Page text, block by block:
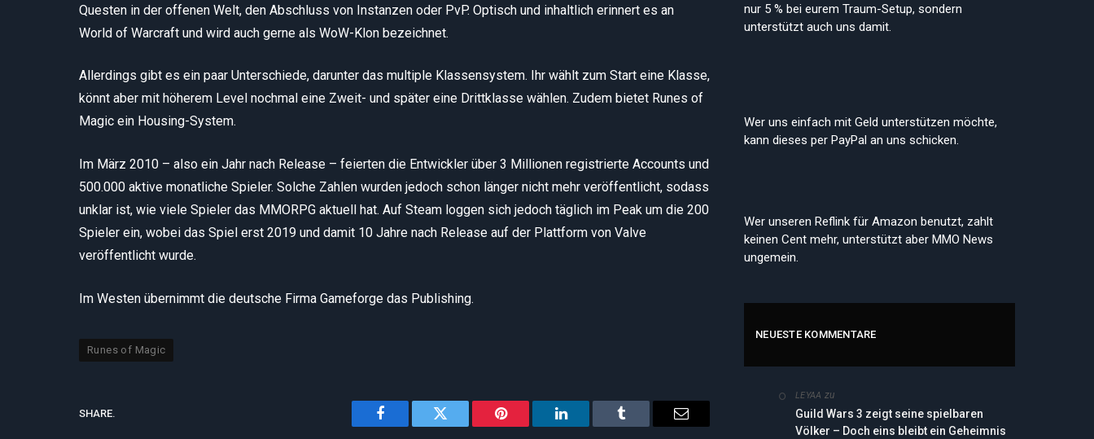
Questen in der offenen Welt, den Abschluss von Instanzen oder PvP. Optisch und inhaltlich erinnert es an
World of Warcraft und wird auch gerne als WoW-Klon bezeichnet.
Allerdings gibt es ein paar Unterschiede, darunter das multiple Klassensystem. Ihr wählt zum Start eine Klasse,
könnt aber mit höherem Level nochmal eine Zweit- und später eine Drittklasse wählen. Zudem bietet Runes of
Magic ein Housing-System.
Im März 2010 – also ein Jahr nach Release – feierten die Entwickler über 3 Millionen registrierte Accounts und
500.000 aktive monatliche Spieler. Solche Zahlen wurden jedoch schon länger nicht mehr veröffentlicht, sodass
unklar ist, wie viele Spieler das MMORPG aktuell hat. Auf Steam loggen sich jedoch täglich im Peak um die 200
Spieler ein, wobei das Spiel erst 2019 und damit 10 Jahre nach Release auf der Plattform von Valve
veröffentlicht wurde.
Im Westen übernimmt die deutsche Firma Gameforge das Publishing.
Runes of Magic
SHARE.
Facebook Twitter Pinterest LinkedIn Tumblr Email
nur 5 % bei eurem Traum-Setup, sondern
unterstützt auch uns damit.
Wer uns einfach mit Geld unterstützen möchte,
kann dieses per PayPal an uns schicken.
Wer unseren Reflink für Amazon benutzt, zahlt
keinen Cent mehr, unterstützt aber MMO News
ungemein.
NEUESTE KOMMENTARE
LEYAA zu
Guild Wars 3 zeigt seine spielbaren
Völker – Doch eins bleibt ein Geheimnis